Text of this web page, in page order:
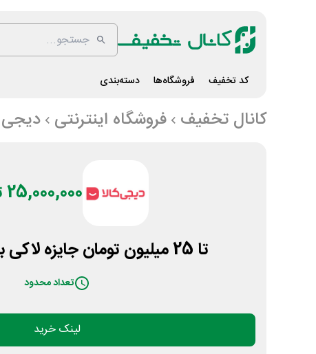
کد تخفیف فروشگاه‌ها دسته‌بندی
کانال تخفیف فروشگاه اینترنتی دیجی
25,000,000 تومان
تا 25 میلیون تومان جایزه لاکی باکس دیجیکالا
تعداد محدود
لینک خرید